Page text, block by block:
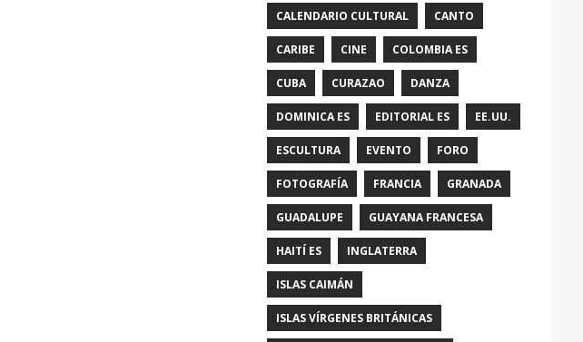
CALENDARIO CULTURAL CANTO
CARIBE CINE COLOMBIA ES
CUBA CURAZAO DANZA
DOMINICA ES EDITORIAL ES EE.UU.
ESCULTURA EVENTO FORO
FOTOGRAFÍA FRANCIA GRANADA
GUADALUPE GUAYANA FRANCESA
HAITÍ ES INGLATERRA
ISLAS CAIMÁN
ISLAS VÍRGENES BRITÁNICAS